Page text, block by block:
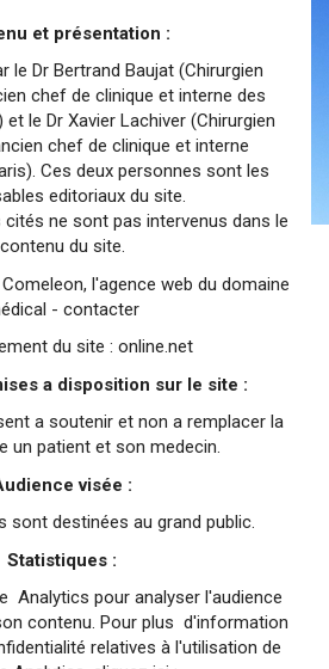
et présentation :
le Dr Bertrand Baujat (Chirurgien
chef de clinique et interne des
et le Dr Xavier Lachiver (Chirurgien
chef de clinique et interne
). Ces deux personnes sont les
editoriaux du site.
ne sont pas intervenus dans le
contenu du site.
l'agence web du domaine
- contacter
du site : online.net
a disposition sur le site :
a soutenir et non a remplacer la
un patient et son medecin.
visée :
sont destinées au grand public.
Statistiques :
Analytics pour analyser l'audience
contenu. Pour plus d'information
relatives à l'utilisation de